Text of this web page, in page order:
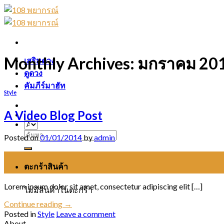
Skip
to
content
เสริมดวง
ดูดวง
คัมภีร์มาฮัท
ค้นหา:
ตะกร้าสินค้า
ไม่มีสินค้าในตะกร้า
Monthly Archives: มกราคม
Style
A Video Blog Post
Posted on01/01/2014 byadmin
ม.ค.
Lorem ipsum dolor sit amet, consectetur adipiscing elit […]
Continue reading →
Posted inStyle Leave a comment